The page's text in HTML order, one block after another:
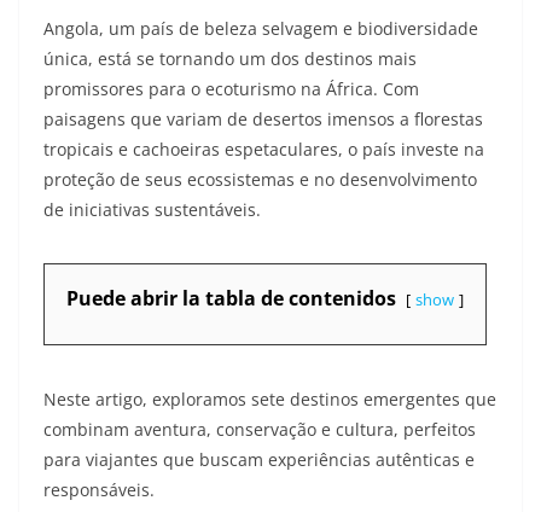
Angola, um país de beleza selvagem e biodiversidade
única, está se tornando um dos destinos mais
promissores para o ecoturismo na África. Com
paisagens que variam de desertos imensos a florestas
tropicais e cachoeiras espetaculares, o país investe na
proteção de seus ecossistemas e no desenvolvimento
de iniciativas sustentáveis.
Puede abrir la tabla de contenidos show
Neste artigo, exploramos sete destinos emergentes que
combinam aventura, conservação e cultura, perfeitos
para viajantes que buscam experiências autênticas e
responsáveis.